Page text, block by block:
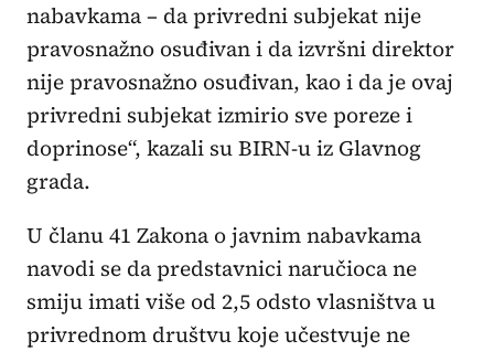
nabavkama – da privredni subjekat nije
pravosnažno osuđivan i da izvršni direktor
nije pravosnažno osuđivan, kao i da je ovaj
privredni subjekat izmirio sve poreze i
doprinose“, kazali su BIRN-u iz Glavnog
grada.
U članu 41 Zakona o javnim nabavkama
navodi se da predstavnici naručioca ne
smiju imati više od 2,5 odsto vlasništva u
privrednom društvu koje učestvuje ne